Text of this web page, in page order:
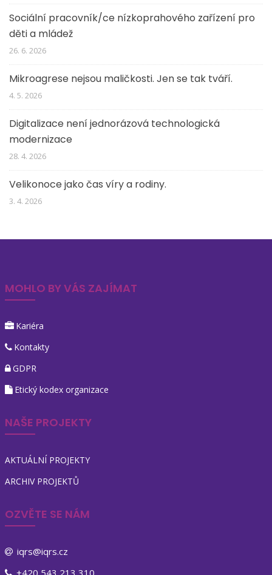
Sociální pracovník/ce nízkoprahového zařízení pro
děti a mládež
26. 6. 2026
Mikroagrese nejsou maličkosti. Jen se tak tváří.
4. 5. 2026
Digitalizace není jednorázová technologická
modernizace
28. 4. 2026
Velikonoce jako čas víry a rodiny.
3. 4. 2026
MOHLO BY VÁS ZAJÍMAT
Kariéra
Kontakty
GDPR
Etický kodex organizace
NAŠE PROJEKTY
AKTUÁLNÍ PROJEKTY
ARCHIV PROJEKTŮ
OZVĚTE SE NÁM
iqrs@iqrs.cz